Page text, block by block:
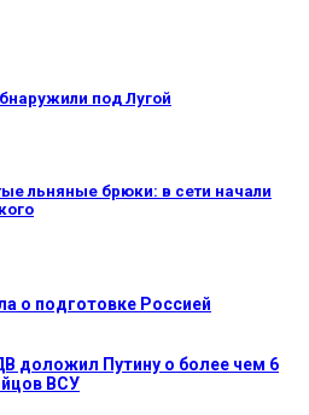
под Лугой
льняные брюки: в сети начали
о подготовке Россией
доложил Путину о более чем 6
ВСУ